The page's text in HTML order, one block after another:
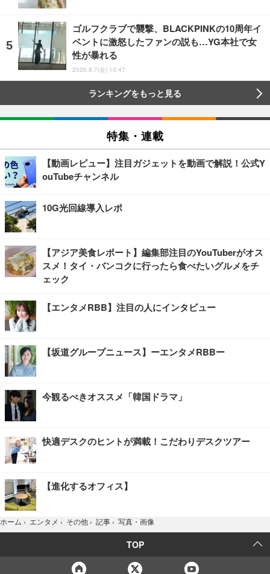
ゴルフクラブで襲撃、BLACKPINKの10周年イ
ベントに激怒したファンの説も…YG本社で女
性が暴れる
2026.8.7(金) 10:47
ランキングをもっと見る
特集・連載
【動画レビュー】注目ガジェットを動画で解説！公式Y
ouTubeチャンネル
10G光回線導入レポ
【アジア美食レポート】編集部注目のYouTuberがオス
スメ！タイ・バンコクに行ったら食べたいグルメをチ
ェック
【エンタメRBB】注目の人にインタビュー
【坂道グループニュース】ーエンタメRBBー
今観るべきオススメ「韓国ドラマ」
快適デスクのヒントが満載！こだわりデスクツアー
【進化するオフィス】
ホーム › エンタメ › その他 › 記事 › 写真・画像
TOP